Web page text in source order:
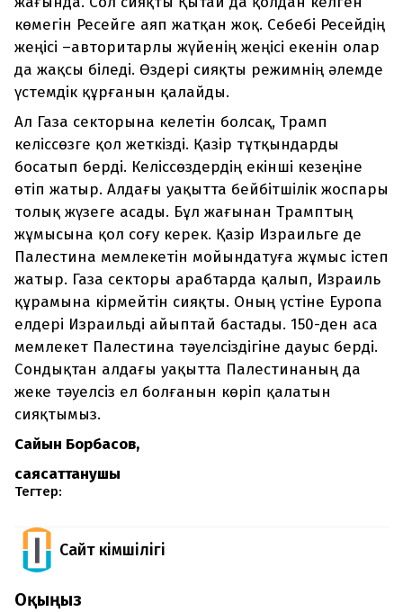
көмегін Ресейге аяп жатқан жоқ. Себебі Ресейдің
жеңісі –авторитарлы жүйенің жеңісі екенін олар
да жақсы біледі. Өздері сияқты режимнің әлемде
үстемдік құрғанын қалайды.
Ал Газа секторына келетін болсақ, Трамп
келіссөзге қол жеткізді. Қазір тұтқындарды
босатып берді. Келіссөздердің екінші кезеңіне
өтіп жатыр. Алдағы уақытта бейбітшілік жоспары
толық жүзеге асады. Бұл жағынан Трамптың
жұмысына қол соғу керек. Қазір Израильге де
Палестина мемлекетін мойындатуға жұмыс істеп
жатыр. Газа секторы арабтарда қалып, Израиль
құрамына кірмейтін сияқты. Оның үстіне Еуропа
елдері Израильді айыптай бастады. 150-ден аса
мемлекет Палестина тәуелсіздігіне дауыс берді.
Сондықтан алдағы уақытта Палестинаның да
жеке тәуелсіз ел болғанын көріп қалатын
сияқтымыз.
Сайын Борбасов,
саясаттанушы
Тегтер:
Сайт Әкімшілігі
Оқыңыз